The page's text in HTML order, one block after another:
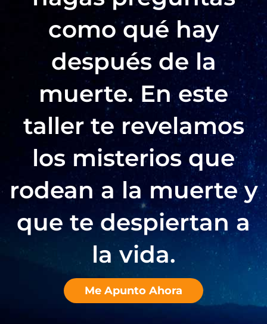
como qué hay
después de la
muerte. En este
taller te revelamos
los misterios que
rodean a la muerte y
que te despiertan a
la vida.
Me Apunto Ahora